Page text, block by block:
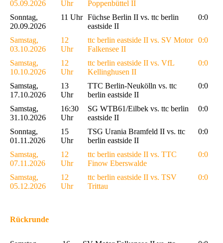
05.09.2026
Uhr
Poppenbüttel II
Sonntag,
20.09.2026
11 Uhr Füchse Berlin II vs. ttc berlin
eastside II
0:0
Samstag,
03.10.2026
12
Uhr
ttc berlin eastside II vs. SV Motor
Falkensee II
0:0
Samstag,
10.10.2026
12
Uhr
ttc berlin eastside II vs. VfL
Kellinghusen II
0:0
Samstag,
17.10.2026
13
Uhr
TTC Berlin-Neukölln vs. ttc
berlin eastside II
0:0
Samstag,
31.10.2026
16:30
Uhr
SG WTB61/Eilbek vs. ttc berlin
eastside II
0:0
Sonntag,
01.11.2026
15
Uhr
TSG Urania Bramfeld II vs. ttc
berlin eastside II
0:0
Samstag,
07.11.2026
12
Uhr
ttc berlin eastside II vs. TTC
Finow Eberswalde
0:0
Samstag,
05.12.2026
12
Uhr
ttc berlin eastside II vs. TSV
Trittau
0:0
Rückrunde